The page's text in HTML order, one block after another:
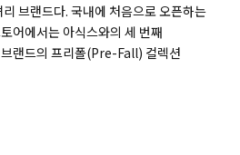
브랜드다. 국내에 처음으로 오픈하는
어에서는 아식스와의 세 번째
랜드의 프리폴(Pre-Fall) 컬렉션